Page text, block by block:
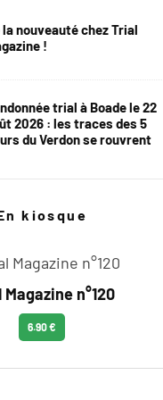
la nouveauté chez Trial
!
trial à Boade le 22
2026 : les traces des 5
du Verdon se rouvrent
kiosque
n°120
6.90 €